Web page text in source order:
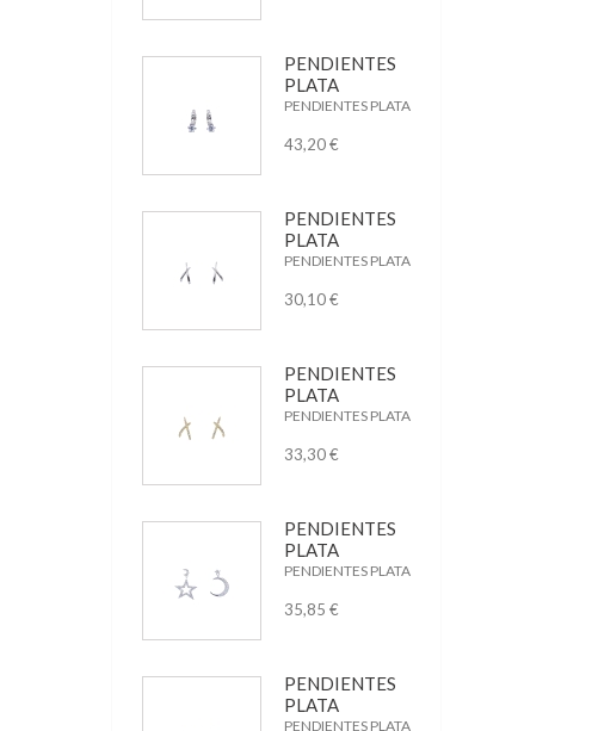
PENDIENTES
PLATA
PENDIENTES PLATA
43,20 €
PENDIENTES
PLATA
PENDIENTES PLATA
30,10 €
PENDIENTES
PLATA
PENDIENTES PLATA
33,30 €
PENDIENTES
PLATA
PENDIENTES PLATA
35,85 €
PENDIENTES
PLATA
PENDIENTES PLATA